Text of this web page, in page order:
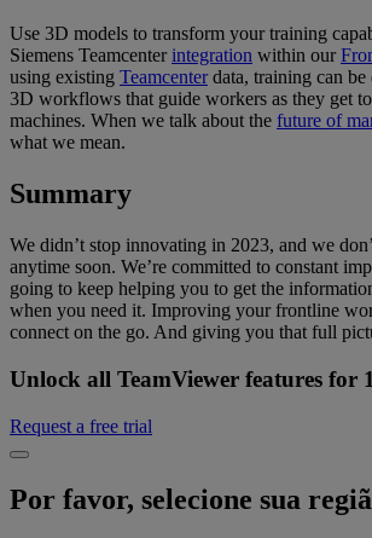
Use 3D models to transform your training
Siemens Teamcenterintegration within our
using existing Teamcenterdata, training can
3D workflows that guide workers as they get
machines. When we talk about the future of
what we mean.
Summary
We didn’t stop innovating in 2023, and we
anytime soon. We’re committed to constant
going to keep helping you to get the
when you need it. Improving your frontline
connect on the go. And giving you that full
Unlock all TeamViewer features for
Request a free trial
Por favor, selecione sua